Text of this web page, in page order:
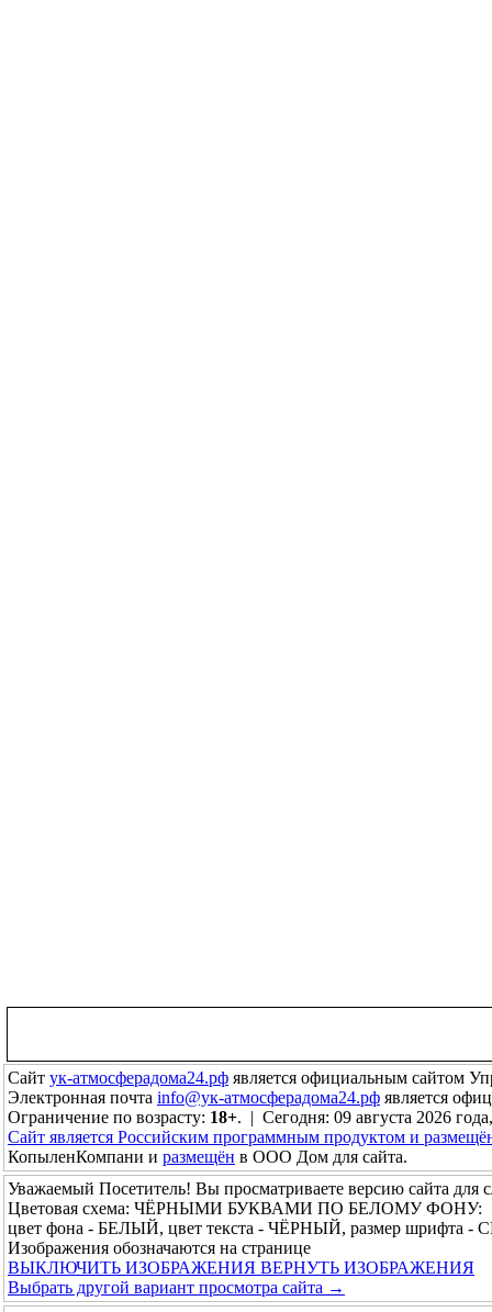
Сайт ук-атмосферадома24.рф является официальным сайтом
Электронная почта info@ук-атмосферадома24.рф является
Ограничение по возрасту: 18+. | Сегодня: 09 августа 2026
Сайт является Российским программным продуктом и
КопыленКомпани и размещён в ООО Дом для сайта.
Уважаемый Посетитель! Вы просматриваете версию сайта для
Цветовая схема: ЧЁРНЫМИ БУКВАМИ ПО БЕЛОМУ ФОНУ:
цвет фона - БЕЛЫЙ, цвет текста - ЧЁРНЫЙ, размер шрифта
Изображения обозначаются на странице
ВЫКЛЮЧИТЬ ИЗОБРАЖЕНИЯ ВЕРНУТЬ ИЗОБРАЖЕНИЯ
Выбрать другой вариант просмотра сайта →